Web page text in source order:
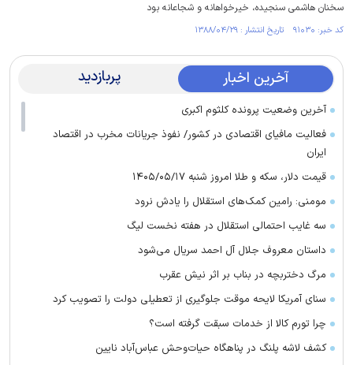
سخنان هاشمی سنجیده، خیرخواهانه و شجاعانه بود
کد خبر: ۹۱۰۳۰ تاریخ انتشار : ۱۳۸۸/۰۴/۲۹
آخرین اخبار پربازدید
آخرین وضعیت پرونده کلثوم اکبری
فعالیت مافیای اقتصادی در کشور/ نفوذ جریانات مخرب در اقتصاد
ایران
قیمت دلار، سکه و طلا امروز شنبه ۱۴۰۵/۰۵/۱۷
مومنی: رامین کمک‌های استقلال را یادش نرود
سه غایب احتمالی استقلال در هفته نخست لیگ
داستان معروف جلال آل احمد سریال می‌شود
مرگ دختربچه در بناب بر اثر نیش عقرب
سنای آمریکا لایحه موقت جلوگیری از تعطیلی دولت را تصویب کرد
چرا تورم کالا از خدمات سبقت گرفته است؟
کشف لاشه پلنگ در پناهگاه حیات‌وحش عباس‌آباد نایین